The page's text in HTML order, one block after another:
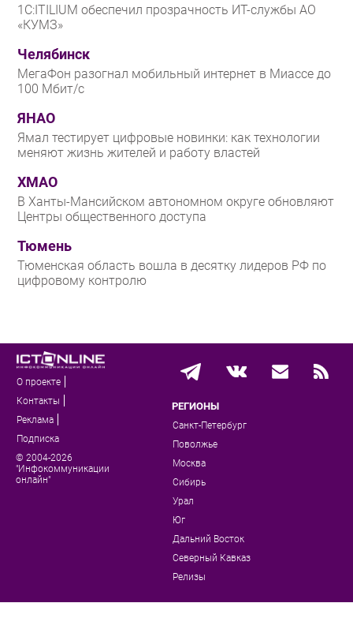
1С:ITILIUM обеспечил прозрачность ИТ-службы АО
«КУМЗ»
Челябинск
МегаФон разогнал мобильный интернет в Миассе до
100 Мбит/с
ЯНАО
Ямал тестирует цифровые новинки: как технологии
меняют жизнь жителей и работу властей
ХМАО
В Ханты-Мансийском автономном округе обновляют
Центры общественного доступа
Тюмень
Тюменская область вошла в десятку лидеров РФ по
цифровому контролю
О проекте
Контакты
Реклама
Подписка
© 2004-2026
"Инфокоммуникации
онлайн"
РЕГИОНЫ
Санкт-Петербург
Поволжье
Москва
Сибирь
Урал
Юг
Дальний Восток
Северный Кавказ
Релизы